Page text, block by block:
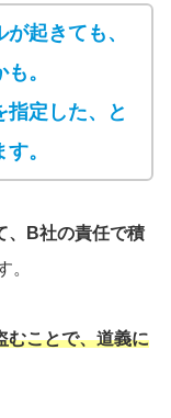
起きても、
。
指定した、と
。
、B社の責任で積
。
むことで、道義に